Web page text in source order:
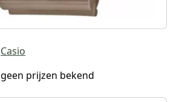
Casio
geen prijzen bekend